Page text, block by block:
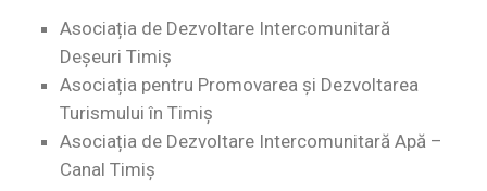
Asociația de Dezvoltare Intercomunitară
Deșeuri Timiș
Asociația pentru Promovarea și Dezvoltarea
Turismului în Timiș
Asociația de Dezvoltare Intercomunitară Apă –
Canal Timiș